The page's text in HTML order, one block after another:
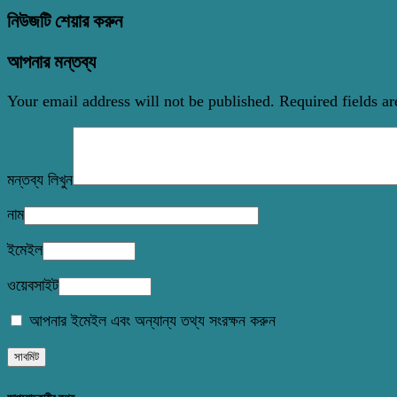
নিউজটি শেয়ার করুন
আপনার মন্তব্য
Your email address will not be published. Required fields
মন্তব্য লিখুন
নাম
ইমেইল
ওয়েবসাইট
আপনার ইমেইল এবং অন্যান্য তথ্য সংরক্ষন করুন